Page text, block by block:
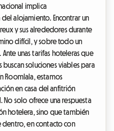
implica
alojamiento. Encontrar un
y sus alrededores durante
difícil, y sobre todo un
unas tarifas hoteleras que
buscan soluciones viables para
Roomlala, estamos
en casa del anfitrión
No solo ofrece una respuesta
hotelera, sino que también
en contacto con